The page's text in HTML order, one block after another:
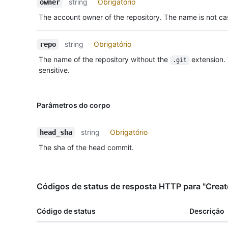
owner string
Obrigatório
The account owner of the repository. The name is not
repo string
Obrigatório
The name of the repository without the
.git
extension.
sensitive.
Parâmetros do corpo
head_sha string
Obrigatório
The sha of the head commit.
Códigos de status de resposta HTTP para
Código de status Descrição